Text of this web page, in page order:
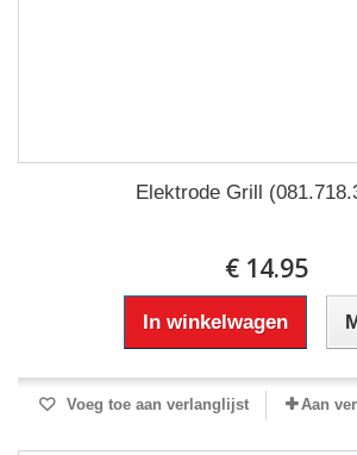
Elektrode Grill
€ 14.95
In winkelwagen
Voeg toe aan verlanglijst Aan